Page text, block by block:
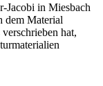
Jacobi in Miesbach
dem Material
hat,